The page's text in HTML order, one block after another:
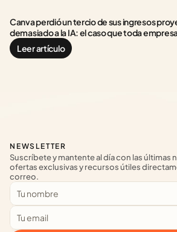
Canva perdió un tercio de sus ingresos
demasiado a la IA: el caso que toda
Leer artículo
NEWSLETTER
Suscríbete y mantente al día con las últimas
ofertas exclusivas y recursos útiles
correo.